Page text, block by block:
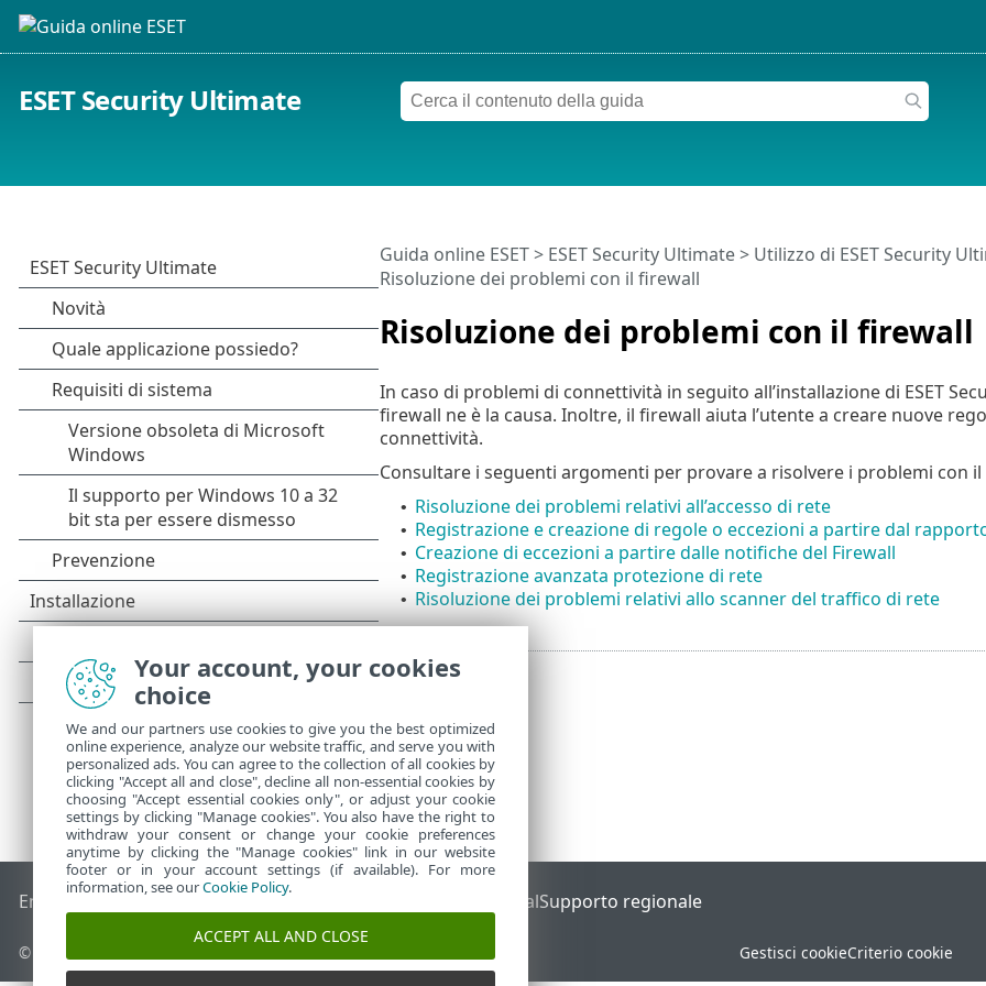
ESET Security Ultimate
Risoluzione dei problemi con il firewall
Guida online ESET> ESET Security Ultimate> Utilizzo di ESET Security
Risoluzione dei problemi con il firewall
In caso di problemi di connettività in seguito all’installazione di ESET
firewall ne è la causa. Inoltre, il firewall aiuta l’utente a creare nuove
connettività.
Consultare i seguenti argomenti per provare a risolvere i problemi con
• Risoluzione dei problemi relativi all’accesso di rete
• Registrazione e creazione di regole o eccezioni a partire dal
• Creazione di eccezioni a partire dalle notifiche del Firewall
• Registrazione avanzata protezione di rete
• Risoluzione dei problemi relativi allo scanner del traffico di rete
End of Life ESET Knowledge Base ESET Status PortalSupporto regionale
© 1992 - 2026 ESET, spol. s r.o. - Tutti i diritti riservati. Gestisci cookieCriterio cookie
Your account, your cookies
choice
We and our partners use cookies to give you the best optimized
online experience, analyze our website traffic, and serve you with
personalized ads. You can agree to the collection of all cookies by
clicking "Accept all and close", decline all non-essential cookies by
choosing "Accept essential cookies only", or adjust your cookie
settings by clicking "Manage cookies". You also have the right to
withdraw your consent or change your cookie preferences
anytime by clicking the "Manage cookies" link in our website
footer or in your account settings (if available). For more
information, see ourCookie Policy.
ACCEPT ALL AND CLOSE